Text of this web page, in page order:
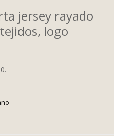
jersey rayado
logo